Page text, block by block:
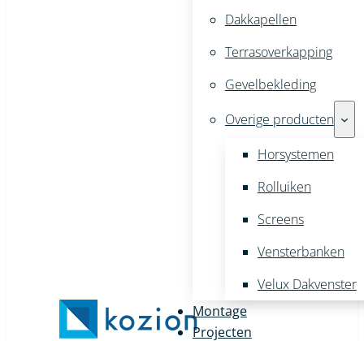
Dakkapellen
Terrasoverkapping
Gevelbekleding
Overige producten
Horsystemen
Rolluiken
Screens
Vensterbanken
Velux Dakvenster
Montage
Projecten